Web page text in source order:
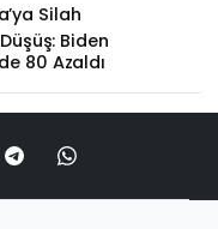
Silah
Biden
80 Azaldı